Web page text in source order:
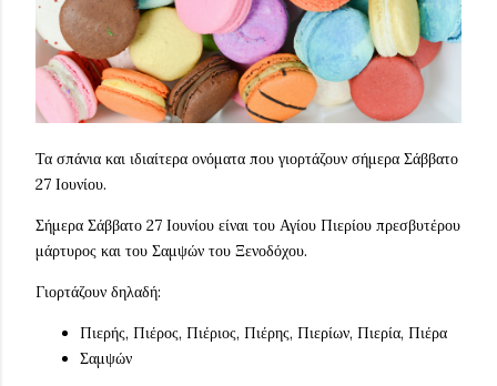
Τα σπάνια και ιδιαίτερα ονόματα που γιορτάζουν σήμερα Σάββατο
27 Ιουνίου.
Σήμερα Σάββατο 27 Ιουνίου είναι του Αγίου Πιερίου πρεσβυτέρου
μάρτυρος και του Σαμψών του Ξενοδόχου.
Γιορτάζουν δηλαδή:
Πιερής, Πιέρος, Πιέριος, Πιέρης, Πιερίων, Πιερία, Πιέρα
Σαμψών